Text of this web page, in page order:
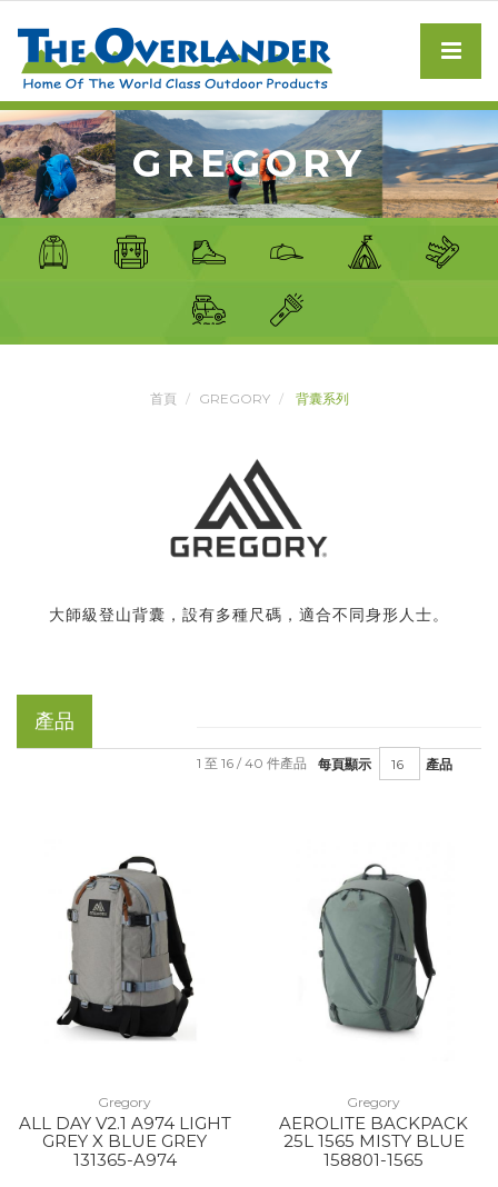
GREGORY
首頁 GREGORY 背囊系列
大師級登山背囊，設有多種尺碼，適合不同身形人士。
產品
每頁顯示 產品
1 至 16 / 40 件產品
Gregory
ALL DAY V2.1 A974 LIGHT
GREY X BLUE GREY
131365-A974
Gregory
AEROLITE BACKPACK
25L 1565 MISTY BLUE
158801-1565